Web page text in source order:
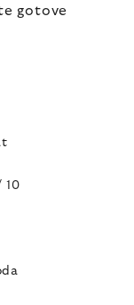
gotove
10